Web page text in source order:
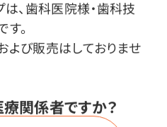
は、歯科医院様・歯科技
。
び販売はしておりませ
関係者ですか？
付の技工用プライヤー